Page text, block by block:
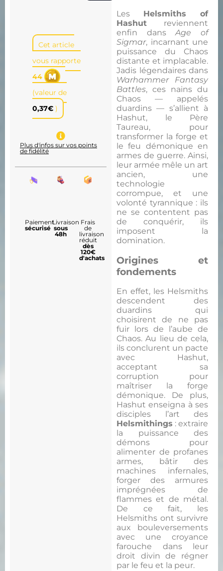
Les Helsmiths of
Hashut reviennent
enfin dansAge of
Sigmar, incarnant une
puissance du Chaos
distante et implacable.
Jadis légendaires dans
Warhammer Fantasy
Battles, ces nains du
Chaos — appelés
duardins — s’allient à
Hashut, le Père
Taureau, pour
transformer la forge et
le feu démonique en
armes de guerre. Ainsi,
leur armée mêle un art
ancien, une
technologie
corrompue, et une
volonté tyrannique : ils
ne se contentent pas
de conquérir, ils
imposent la
domination.
Origines et
fondements
En effet, les Helsmiths
descendent des
duardins qui
choisirent de ne pas
fuir lors de l’aube de
Chaos. Au lieu de cela,
ils conclurent un pacte
avec Hashut,
acceptant sa
corruption pour
maîtriser la forge
démonique. De plus,
Hashut enseigna à ses
disciples l’art des
Helsmithings : extraire
la puissance des
démons pour
alimenter de profanes
armes, bâtir des
machines infernales,
forger des armures
imprégnées de
flammes et de métal.
De ce fait, les
Helsmiths ont survivre
aux bouleversements
avec une croyance
farouche dans leur
droit divin de régner
par le feu et la peur.
Cet article
vous rapporte
44
(valeur de
0,37€ )
Plus d'infos sur vos points
de fidélité
Paiement
sécurisé
Livraison
sous
48h
Frais
de
livraison
réduit
dès
120€
d'achats